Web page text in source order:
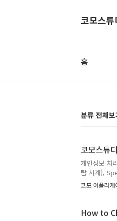
코모스튜
홈
분류 전체보
코모스튜
개인정보 처
람 시계),
트: 2026년
오
합니다.본 처
코모 어플리
How to